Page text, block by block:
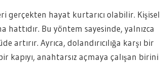
gerçekten hayat kurtarıcı olabilir. Kişisel
hattıdır. Bu yöntem sayesinde, yalnızca
Ayrıca, dolandırıcılığa karşı bir
anahtarsız açmaya çalışan birini